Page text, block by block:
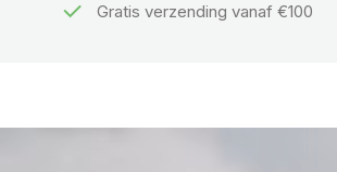
Gratis verzending vanaf €100